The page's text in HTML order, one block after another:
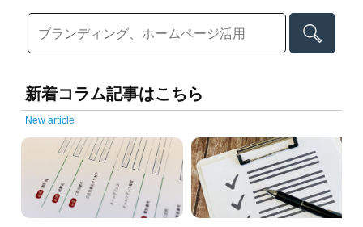
新着コラム記事はこちら
New article